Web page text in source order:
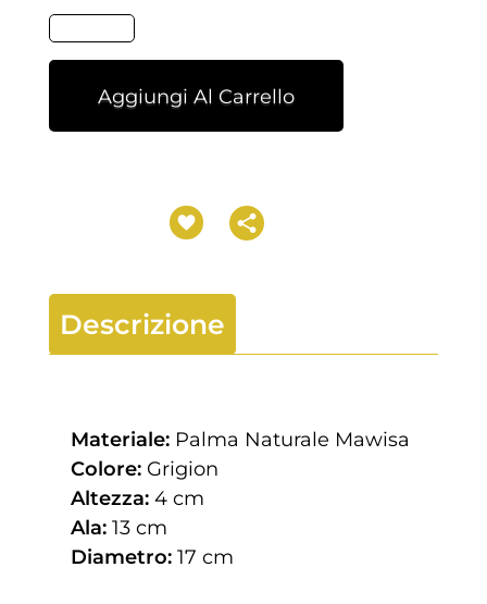
Aggiungi Al Carrello
Descrizione
Materiale: Palma Naturale Mawisa
Colore: Grigion
Altezza: 4 cm
Ala: 13 cm
Diametro: 17 cm